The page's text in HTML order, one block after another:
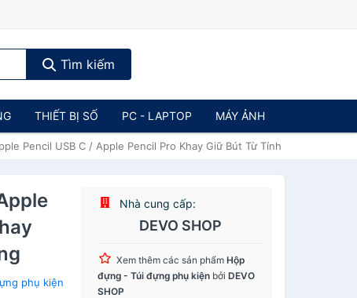
Tìm kiếm
THIẾT BỊ SỐ PC - LAPTOP MÁY ẢNH
Pencil USB C / Apple Pencil Pro Khay Giữ Bút Từ Tính - Hàng Chính
phụ kiện
Nhà cung cấp:
DEVO SHOP
Xem thêm các sản phẩmHộp
đựng - Túi đựng phụ kiện bởiDEVO
SHOP